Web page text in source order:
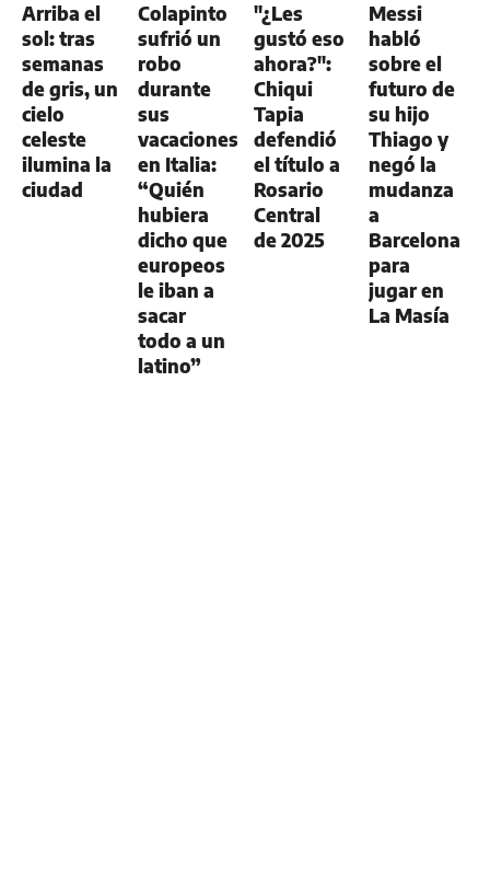
Arriba el
sol: tras
semanas
de gris, un
cielo
celeste
ilumina la
ciudad
Colapinto
sufrió un
robo
durante
sus
vacaciones
en Italia:
“Quién
hubiera
dicho que
europeos
le iban a
sacar
todo a un
latino”
"¿Les
gustó eso
ahora?":
Chiqui
Tapia
defendió
el título a
Rosario
Central
de 2025
Messi
habló
sobre el
futuro de
su hijo
Thiago y
negó la
mudanza
a
Barcelona
para
jugar en
La Masía